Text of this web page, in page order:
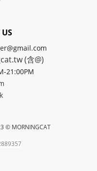
(含@)
21:00PM
© MORNINGCAT